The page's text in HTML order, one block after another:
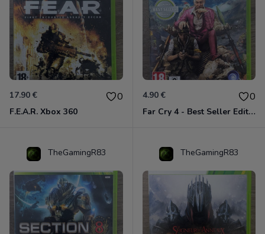
17.90 € 0
F.E.A.R. Xbox 360
4.90 € 0
Far Cry 4 - Best Seller Edition Xbox 360
TheGamingR83 TheGamingR83